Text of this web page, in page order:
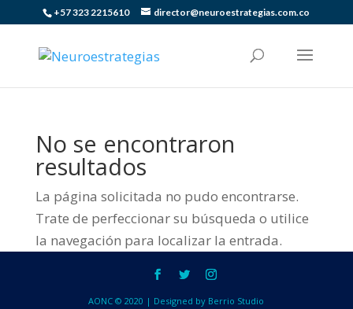
+57 323 2215610 director@neuroestrategias.com.co
No se encontraron
resultados
La página solicitada no pudo encontrarse.
Trate de perfeccionar su búsqueda o utilice
la navegación para localizar la entrada.
AONC © 2020 | Designed by Berrio Studio